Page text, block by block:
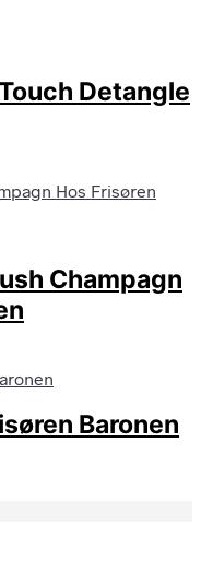
Detangle
Champagn
Baronen